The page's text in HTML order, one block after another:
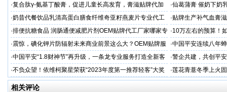
专业
·复合肽γ-氨基丁酸膏，促进儿童长高发育，膏滋贴牌代加
工厂家
·仙葛蒲膏 催奶下奶
家
·奶昔代餐饮品乳清高蛋白膳食纤维奇亚籽燕麦片专业代工
厂家
·贴牌生产补气血膏
·排便抗糖食品 润肠通便减肥片剂OEM贴牌代工厂家哪家专
业
·10万左右的预算！
·震惊，碘化钾片防辐射未来商业前景这么大？OEM贴牌服
务商
·中国平安连续八年
品牌"
·中国平安“1.8财神节”再升级，一条龙专业服务打造全新客
户体验
·警企共建，共创平
人才专项培训
·不负众望！依维柯聚星荣获“2023年度第一推荐轻客”大奖 ·莲花青薏冬季上火
工厂
相关评论